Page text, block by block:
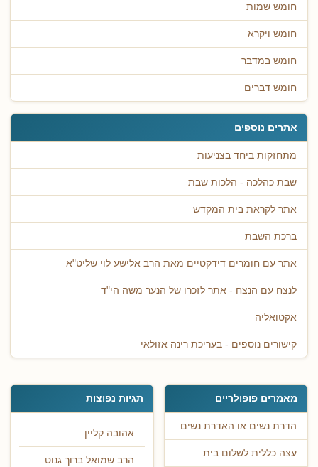
חומש שמות
חומש ויקרא
חומש במדבר
חומש דברים
אתרים נוספים
מתחזקות ביחד בצניעות
שבת כהלכה - הלכות שבת
אתר לקראת בית המקדש
ברכת השבת
אתר עם חומרים דידקטיים מאת הרב אלישע לוי שליט"א
לנצח עם הנצח - אתר לזכרו של הנער משה הי"ד
אקטואליה
קישורים נוספים - בעריכת רינה אזולאי
מאמרים פופולריים
הדרת נשים או האדרת נשים
עצה כללית לשלום בית
תגיות נפוצות
אהובה קליין
הרב שמואל ברוך גנוט